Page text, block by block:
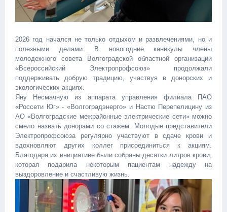
2026 год начался не только отдыхом и развлечениями, но и
полезными делами. В новогодние каникулы члены
молодежного совета Волгоградской областной организации
«Всероссийский Электропрофсоюз» продолжали
поддерживать добрую традицию, участвуя в донорских и
экологических акциях. ‎
Яну Несмачную из аппарата управления филиала ПАО
«Россети Юг» - «Волгоградэнерго» и Настю Перепелицину из
АО «Волгоградские межрайонные электрические сети» можно
смело назвать донорами со стажем. Молодые представители
Электропрофсоюза регулярно участвуют в сдаче крови и
вдохновляют других коллег присоединиться к акциям.
Благодаря их инициативе были собраны десятки литров крови,
которая подарила некоторым пациентам надежду на
выздоровление и счастливую жизнь. ‎